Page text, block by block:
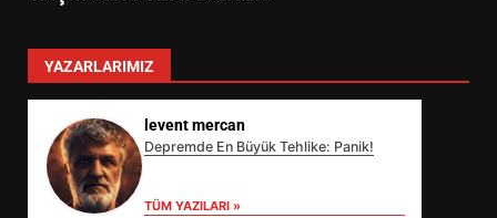
YAZARLARIMIZ
levent mercan
Depremde En Büyük Tehlike: Panik!
TÜM YAZILARI »